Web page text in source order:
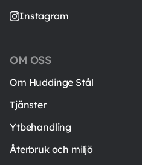
Instagram
OM OSS
Om Huddinge Stål
Tjänster
Ytbehandling
Återbruk och miljö